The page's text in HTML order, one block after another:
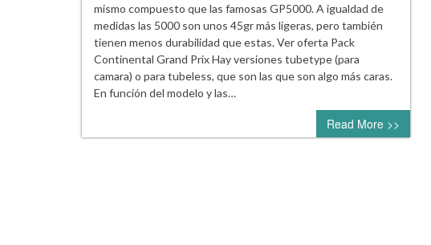
mismo compuesto que las famosas GP5000. A igualdad de
medidas las 5000 son unos 45gr más ligeras, pero también
tienen menos durabilidad que estas. Ver oferta Pack
Continental Grand Prix Hay versiones tubetype (para
camara) o para tubeless, que son las que son algo más caras.
En función del modelo y las…
Read More >>